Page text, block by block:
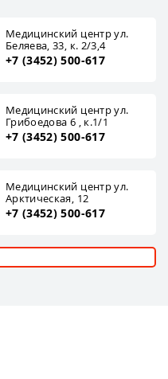
Медицинский центр ул.
Беляева, 33, к. 2/3,4
+7 (3452) 500-617
Медицинский центр ул.
Грибоедова 6 , к.1/1
+7 (3452) 500-617
Медицинский центр ул.
Арктическая, 12
+7 (3452) 500-617